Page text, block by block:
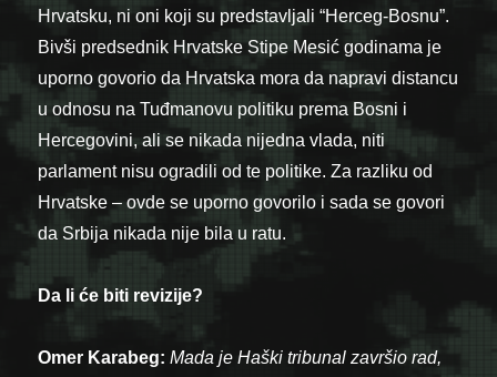
Hrvatsku, ni oni koji su predstavljali “Herceg-Bosnu”.
Bivši predsednik Hrvatske Stipe Mesić godinama je
uporno govorio da Hrvatska mora da napravi distancu
u odnosu na Tuđmanovu politiku prema Bosni i
Hercegovini, ali se nikada nijedna vlada, niti
parlament nisu ogradili od te politike. Za razliku od
Hrvatske – ovde se uporno govorilo i sada se govori
da Srbija nikada nije bila u ratu.
Da li će biti revizije?
Omer Karabeg:Mada je Haški tribunal završio rad,